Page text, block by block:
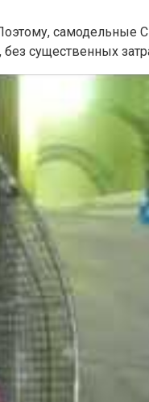
самодельные
существенных